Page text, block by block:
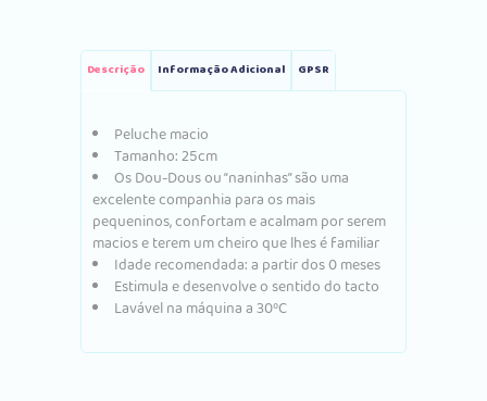
Descrição Informação Adicional GPSR
Peluche macio
Tamanho: 25cm
Os Dou-Dous ou “naninhas” são uma
excelente companhia para os mais
pequeninos, confortam e acalmam por serem
macios e terem um cheiro que lhes é familiar
Idade recomendada: a partir dos 0 meses
Estimula e desenvolve o sentido do tacto
Lavável na máquina a 30ºC